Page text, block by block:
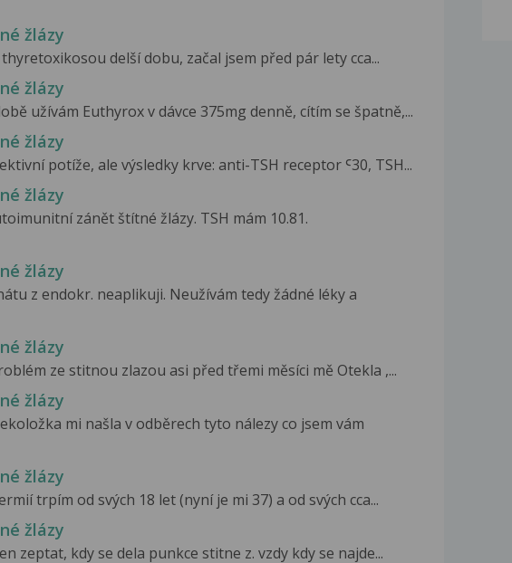
žlázy
delší dobu, začal jsem před pár lety cca...
žlázy
užívám Euthyrox v dávce 375mg denně, cítím se špatně,...
žlázy
potíže, ale výsledky krve: anti-TSH receptor Ꜥ30, TSH...
žlázy
zánět štítné žlázy. TSH mám 10.81.
žlázy
z endokr. neaplikuji. Neužívám tedy žádné léky a
žlázy
ze stitnou zlazou asi před třemi měsíci mě Otekla ,...
žlázy
mi našla v odběrech tyto nálezy co jsem vám
žlázy
trpím od svých 18 let (nyní je mi 37) a od svých cca...
žlázy
zeptat, kdy se dela punkce stitne z. vzdy kdy se najde...